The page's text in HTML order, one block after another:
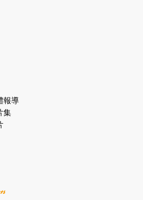
龍長跑隊恆常練習 - 4月16日
19:00開始）
古家＋賞系列：漫步魔術與音樂
報導
集